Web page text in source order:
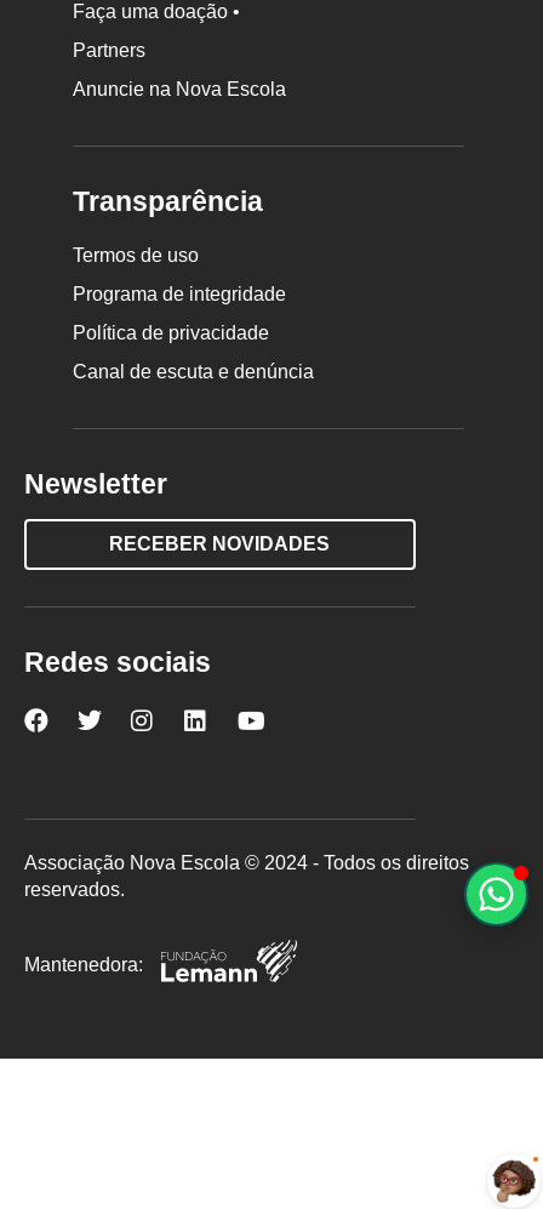
Faça uma doação •
Partners
Anuncie na Nova Escola
Transparência
Termos de uso
Programa de integridade
Política de privacidade
Canal de escuta e denúncia
Newsletter
RECEBER NOVIDADES
Redes sociais
Nova
Facebook
Nova
Twitter
Nova
Instagram
Nova
LinkedInYouTube
Associação Nova Escola © 2024 - Todos os direitos
reservados.
Mantenedora: